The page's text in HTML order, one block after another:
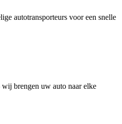
autotransporteurs voor een snelle
brengen uw auto naar elke